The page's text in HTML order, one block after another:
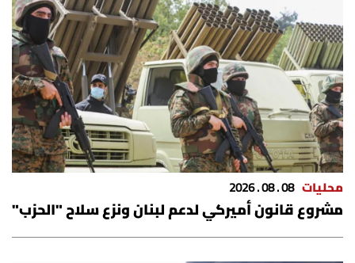
محليات 08 . 08 . 2026
مشروع قانون أميركي لدعم لبنان ونزع سلاح "الحزب"